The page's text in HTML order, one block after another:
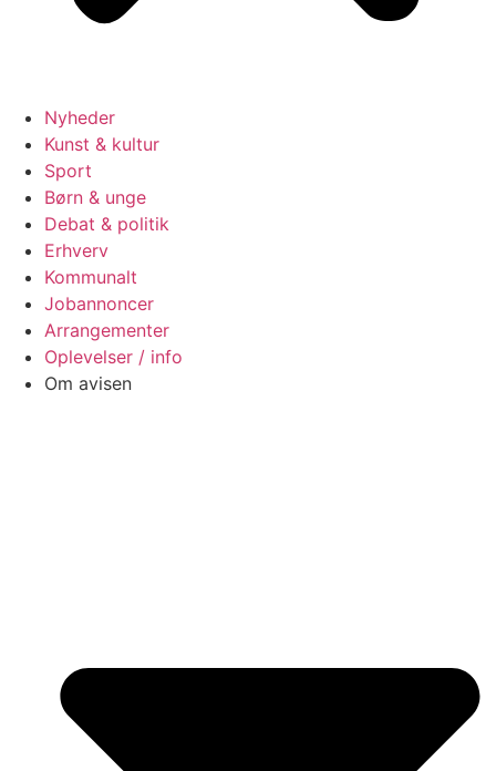
Nyheder
Kunst & kultur
Sport
Børn & unge
Debat & politik
Erhverv
Kommunalt
Jobannoncer
Arrangementer
Oplevelser / info
Om avisen